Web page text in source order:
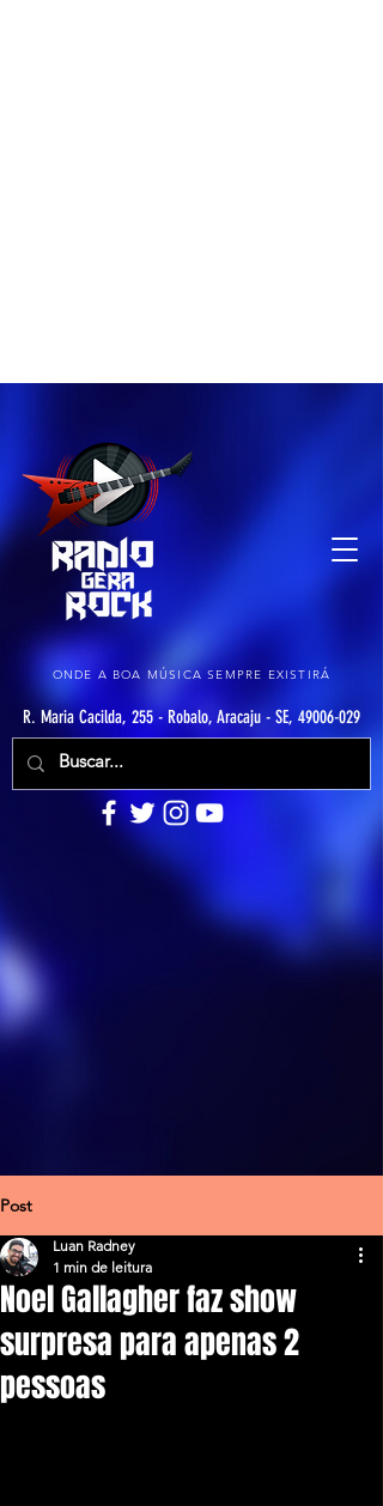
ONDE A BOA MÚSICA SEMPRE EXISTIRÁ
R. Maria Cacilda, 255 - Robalo, Aracaju - SE, 49006-029
Post
Noel Gallagher faz show
surpresa para apenas 2
pessoas
Luan Radney
1 min de leitura